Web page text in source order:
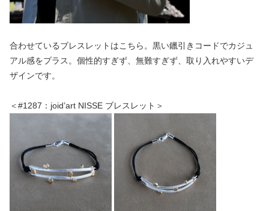
合わせているブレスレットはこちら。黒い鑞引きコードでカジュ
アル感をプラス。個性的すぎず、無難すぎず、取り入れやすいデ
ザインです。
＜#1287：joid’art NISSE ブレスレット＞